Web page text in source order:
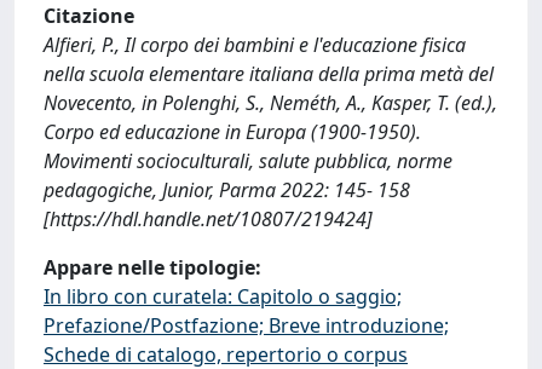
Citazione
Alfieri, P., Il corpo dei bambini e l'educazione fisica
nella scuola elementare italiana della prima metà del
Novecento, in Polenghi, S., Neméth, A., Kasper, T. (ed.),
Corpo ed educazione in Europa (1900-1950).
Movimenti socioculturali, salute pubblica, norme
pedagogiche, Junior, Parma 2022: 145- 158
[https://hdl.handle.net/10807/219424]
Appare nelle tipologie:
In libro con curatela: Capitolo o saggio;
Prefazione/Postfazione; Breve introduzione;
Schede di catalogo, repertorio o corpus